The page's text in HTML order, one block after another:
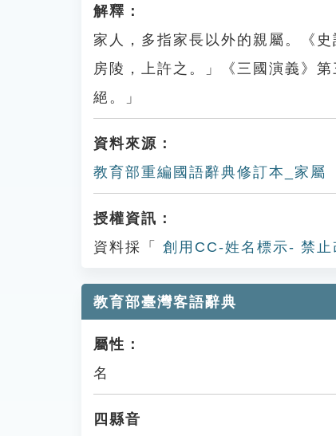
解釋：
家人，多指家長以外的親屬。《
房陵，上許之。」《三國演義》
絕。」
資料來源：
教育部重編國語辭典修訂本_家屬
授權資訊：
資料採「
創用CC-姓名標示- 禁
教育部臺灣客語辭典
屬性：
名
四縣音